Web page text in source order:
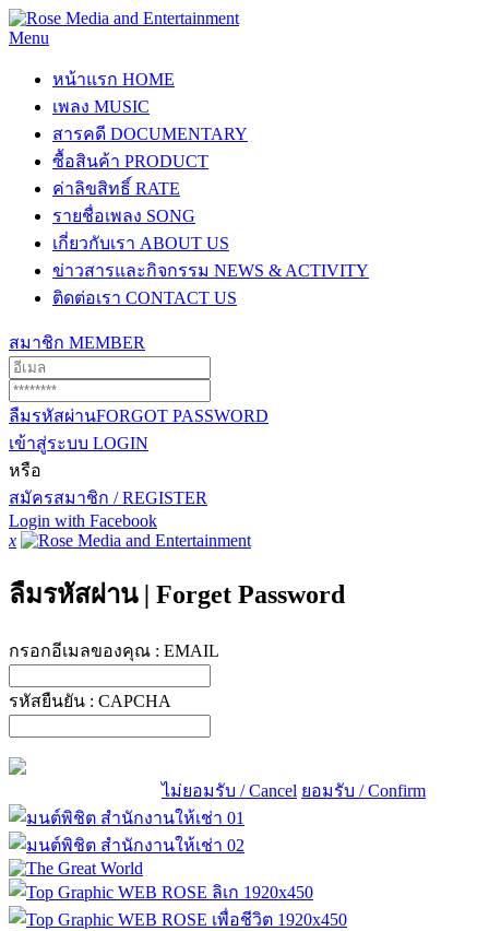
Menu
หน้าแรก HOME
เพลง MUSIC
สารคดี DOCUMENTARY
ซื้อสินค้า PRODUCT
ค่าลิขสิทธิ์ RATE
รายชื่อเพลง SONG
เกี่ยวกับเรา ABOUT US
ข่าวสารและกิจกรรม NEWS & ACTIVITY
ติดต่อเรา CONTACT US
สมาชิก MEMBER
ลืมรหัสผ่านFORGOT PASSWORD
เข้าสู่ระบบ LOGIN
หรือ
สมัครสมาชิก / REGISTER
Login with Facebook
x
ลืมรหัสผ่าน | Forget Password
กรอกอีเมลของคุณ : EMAIL
รหัสยืนยัน : CAPCHA
ไม่ยอมรับ / Cancel ยอมรับ / Confirm